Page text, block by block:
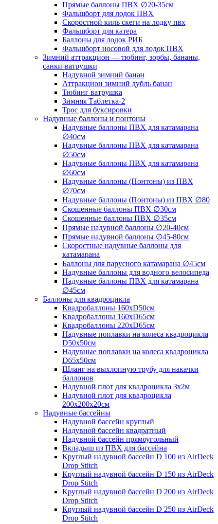
Прямые баллоны ПВХ ∅20-35см
Фальшборт для лодок ПВХ
Скоростной киль скеги на лодку пвх
Фальшборт для катера
Баллоны для лодок РИБ
Фальшборт носовой для лодок ПВХ
Зимний аттракцион — тюбинг, зорбы, бананы,
санки-ватрушки
Надувной зимний банан
Аттракцион зимний дубль банан
Тюбинг ватрушка
Зимняя Таблетка-2
Трос для буксировки
Надувные баллоны и понтоны
Надувные баллоны ПВХ для катамарана
∅40см
Надувные баллоны ПВХ для катамарана
∅50см
Надувные баллоны ПВХ для катамарана
∅60см
Надувные баллоны (Понтоны) из ПВХ
∅70см
Надувные баллоны (Понтоны) из ПВХ ∅80
Скошенные баллоны ПВХ ∅30см
Скошенные баллоны ПВХ ∅35см
Прямые надувной баллоны ∅20-40см
Прямые надувной баллоны ∅45-80см
Скоростные надувные баллоны для
катамарана
Баллоны для парусного катамарана ∅45см
Надувные баллоны для водного велосипеда
Надувные баллоны ПВХ для катамарана
∅45см
Баллоны для квадроцикла
Квадробаллоны 160хD50см
Квадробаллоны 160хD65см
Квадробаллоны 220хD65см
Надувные поплавки на колеса квадроцикла
D50х50см
Надувные поплавки на колеса квадроцикла
D65х50см
Шланг на выхлопную трубу для накачки
баллонов
Надувной плот для квадроцикла 3х2м
Надувной плот для квадроцикла
200х200х20см
Надувные бассейны
Надувной бассейн круглый
Надувной бассейн квадратный
Надувной бассейн прямоугольный
Вкладыш из ПВХ для бассейна
Круглый надувной бассейн D 100 из AirDeck
Drop Stitch
Круглый надувной бассейн D 150 из AirDeck
Drop Stitch
Круглый надувной бассейн D 200 из AirDeck
Drop Stitch
Круглый надувной бассейн D 250 из AirDeck
Drop Stitch